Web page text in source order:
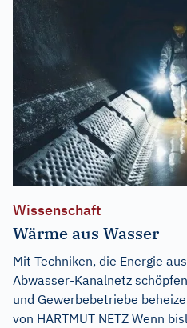
Wissenschaft
Wärme aus Wasser
Mit Techniken, die Energie
Abwasser-Kanalnetz
und Gewerbebetriebe
von HARTMUT NETZ Wenn